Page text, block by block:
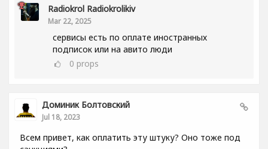
Radiokrol Radiokrolikiv
Mar 22, 2025
сервисы есть по оплате иностранных
подписок или на авито люди
0 props
Доминик Болтовский
Jul 18, 2023
Всем привет, как оплатить эту штуку? Оно тоже под